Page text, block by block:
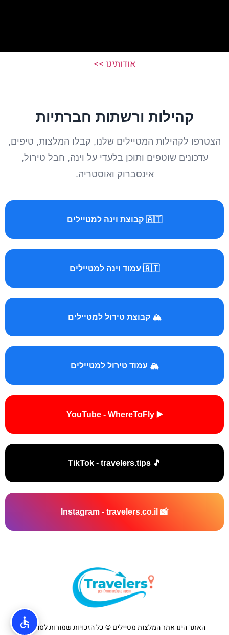
אודותינו >>
קהילות ורשתות חברתיות
הצטרפו לקהילות המטיילים שלנו, קבלו המלצות, טיפים,
עדכונים שוטפים ותוכן בלעדי על וינה, חבל טירול,
אינסברוק ואוסטריה.
🇦🇹 קבוצת וינה למטיילים
🇦🇹 עמוד וינה למטיילים
🏔️ קבוצת טירול למטיילים
🏔️ עמוד טירול למטיילים
▶️ YouTube - WhereToFly
🎵 TikTok - travelers.tips
📸 Instagram - travelers.co.il
האתר הינו אתר המלצות מטיילים © כל הזכויות שמורות לסוכנות